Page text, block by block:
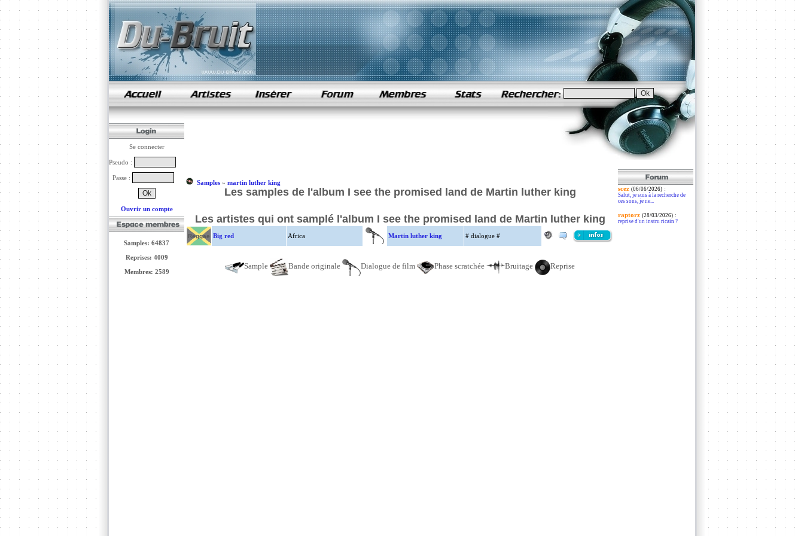
samples de rap
Se connecter
Pseudo :
Passe :
Ouvrir un compte
Samples: 64837
Reprises: 4009
Membres: 2589
Samples» martin luther king
Les samples de l'album I see the promised land de Martin luther king
Les artistes qui ont samplé l'album I see the promised land de Martin luther king
Reggae Big red Africa Martin luther king # dialogue #
Sample Bande originale Dialogue de film Phase scratchée Bruitage Reprise
scez (06/06/2026):
Salut, je suis à la recherche de
ces sons, je ne...
raptorz (28/03/2026):
reprise d'un instru ricain ?